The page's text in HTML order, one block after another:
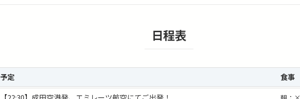
日程表
予定 食事